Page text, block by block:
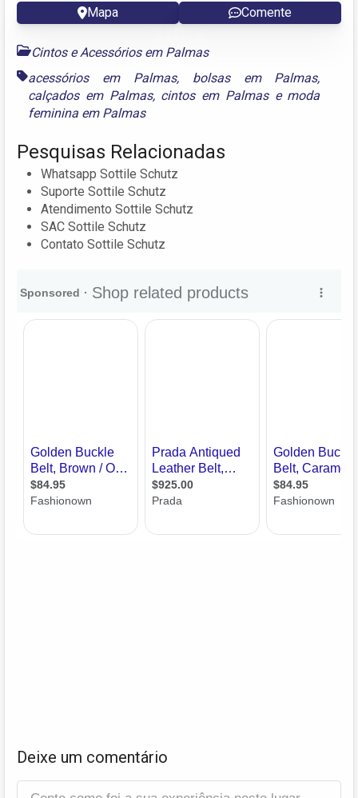
Mapa Comente
Cintos e Acessórios em Palmas
acessórios em Palmas, bolsas em Palmas,
calçados em Palmas, cintos em Palmase moda
feminina em Palmas
Pesquisas Relacionadas
Whatsapp Sottile Schutz
Suporte Sottile Schutz
Atendimento Sottile Schutz
SAC Sottile Schutz
Contato Sottile Schutz
Deixe um comentário